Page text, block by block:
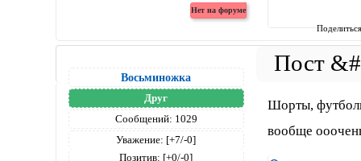
Восьминожка
Друг
Сообщений: 1029
Уважение: [+7/-0]
Позитив: [+0/-0]
Шорты,
вообще